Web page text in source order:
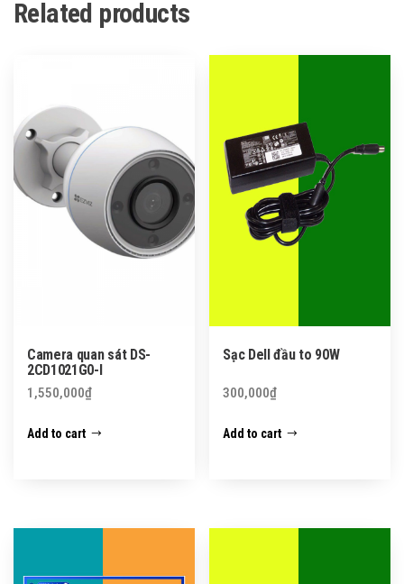
Related products
Camera quan sát DS-
2CD1021G0-I
1,550,000₫
Add to cart
Sạc Dell đầu to 90W
300,000₫
Add to cart